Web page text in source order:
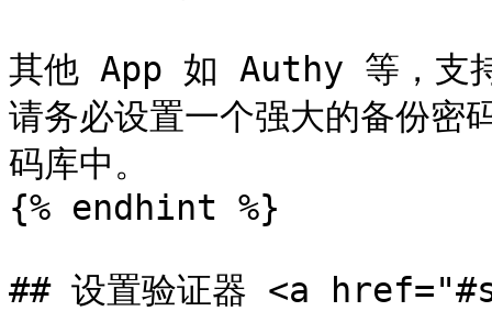
其他 App 如 Authy 等，支持
请务必设置一个强大的备份
码库中。
{% endhint %}
## 设置验证器 <a